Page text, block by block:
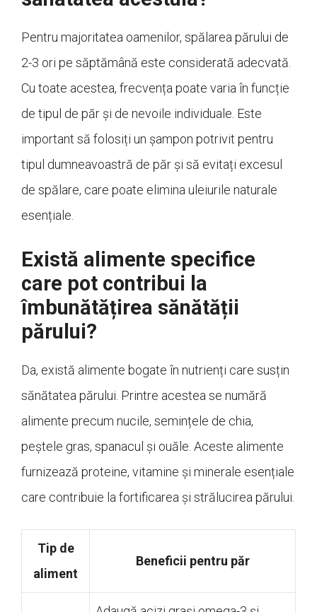
Pentru majoritatea oamenilor, spălarea părului de
2-3 ori pe săptămână este considerată adecvată.
Cu toate acestea, frecvența poate varia în funcție
de tipul de păr și de nevoile individuale. Este
important să folosiți un șampon potrivit pentru
tipul dumneavoastră de păr și să evitați excesul
de spălare, care poate elimina uleiurile naturale
esențiale.
Există alimente specifice
care pot contribui la
îmbunătățirea sănătății
părului?
Da, există alimente bogate în nutrienți care susțin
sănătatea părului. Printre acestea se numără
alimente precum nucile, semințele de chia,
peștele gras, spanacul și ouăle. Aceste alimente
furnizează proteine, vitamine și minerale esențiale
care contribuie la fortificarea și strălucirea părului.
Tip de
aliment
Beneficii pentru păr